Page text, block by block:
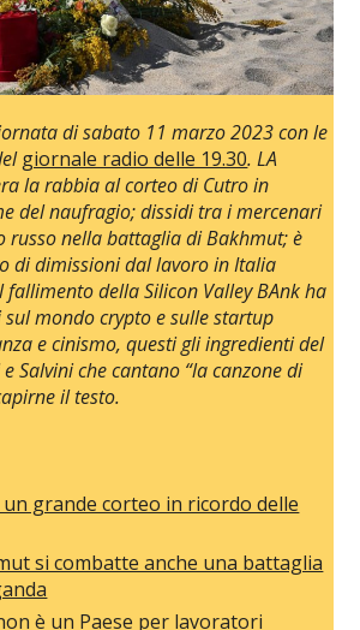
di sabato 11 marzo 2023 con le
giornale radio delle 19.30. LA
la rabbia al corteo di Cutro in
del naufragio; dissidi tra i mercenari
russo nella battaglia di Bakhmut; è
di dimissioni dal lavoro in Italia
fallimento della Silicon Valley BAnk ha
mondo crypto e sulle startup
e cinismo, questi gli ingredienti del
Salvini che cantano “la canzone di
il testo.
un grande corteo in ricordo delle
si combatte anche una battaglia
è un Paese per lavoratori